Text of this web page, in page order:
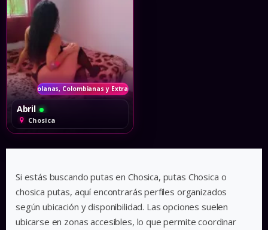
Venezolanas, Colombianas y Extranjeras
Abril
Chosica
Si estás buscando putas en Chosica, putas Chosica o
chosica putas, aquí encontrarás perfiles organizados
según ubicación y disponibilidad. Las opciones suelen
ubicarse en zonas accesibles, lo que permite coordinar